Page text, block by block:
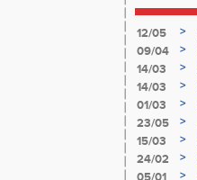
12/05 >
09/04
>
14/03
>
14/03
>
01/03
>
23/05
>
15/03
>
24/02
>
>